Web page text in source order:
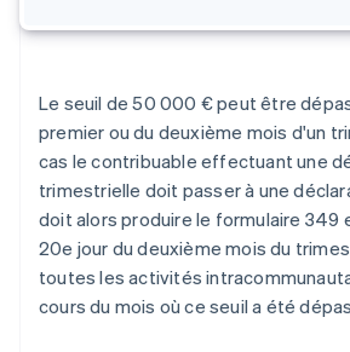
Le seuil de 50 000 € peut être
premier ou du deuxième mois d'un
cas le contribuable effectuant une
trimestrielle doit passer à une
doit alors produire le formulaire 349
20e jour du deuxième mois du
toutes les activités
cours du mois où ce seuil a été